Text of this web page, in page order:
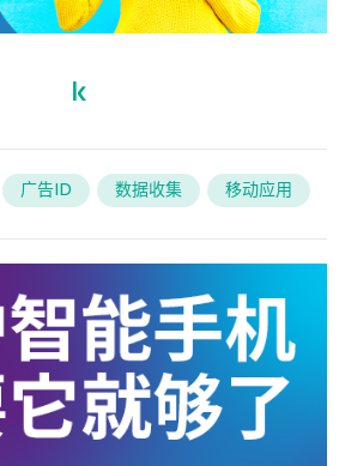
广告ID 数据收集 移动应用